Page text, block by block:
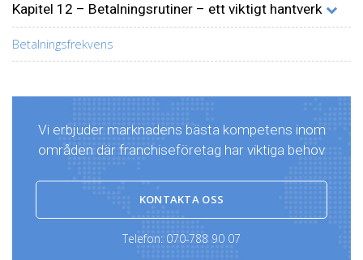
Kapitel 12 – Betalningsrutiner – ett viktigt hantverk
Betalningsfrekvens
Vi erbjuder marknadens bästa kompetens inom
områden där franchiseföretag har viktiga behov
KONTAKTA OSS
Telefon: 070-788 90 07